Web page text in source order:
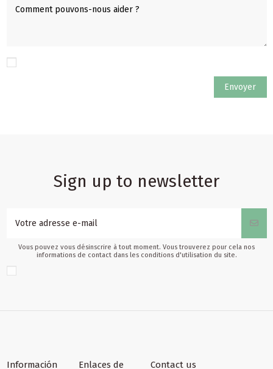
Sign up to newsletter
Vous pouvez vous désinscrire à tout moment. Vous trouverez pour cela nos
informations de contact dans les conditions d'utilisation du site.
Información Enlaces de Contact us